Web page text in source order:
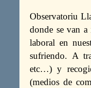
Observatoriu
donde se van
laboral en
sufriendo. A
etc…) y
(medios de